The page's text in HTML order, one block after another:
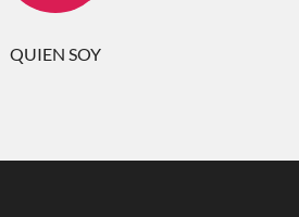
QUIEN SOY